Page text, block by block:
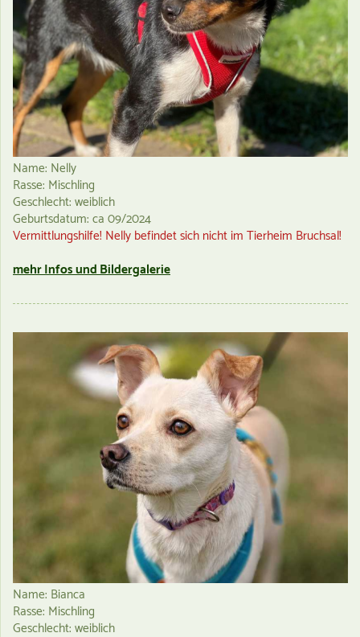
Name: Nelly
Rasse: Mischling
Geschlecht: weiblich
Geburtsdatum: ca 09/2024
Vermittlungshilfe! Nelly befindet sich nicht im Tierheim Bruchsal!
mehr Infos und Bildergalerie
Name: Bianca
Rasse: Mischling
Geschlecht: weiblich